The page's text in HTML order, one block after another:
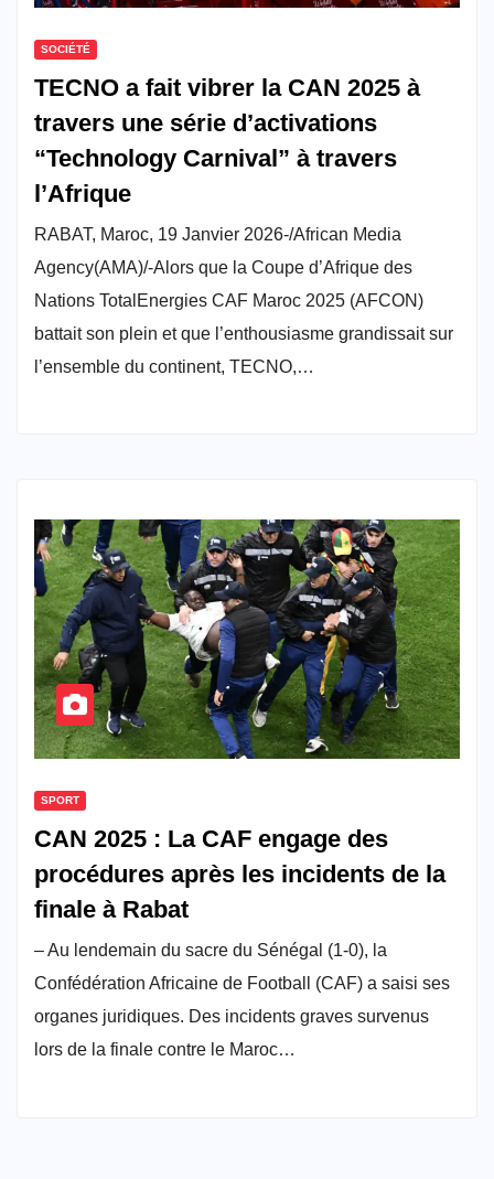
SOCIÉTÉ
TECNO a fait vibrer la CAN 2025 à
travers une série d’activations
“Technology Carnival” à travers
l’Afrique
RABAT, Maroc, 19 Janvier 2026-/African Media
Agency(AMA)/-Alors que la Coupe d’Afrique des
Nations TotalEnergies CAF Maroc 2025 (AFCON)
battait son plein et que l’enthousiasme grandissait sur
l’ensemble du continent, TECNO,…
SPORT
CAN 2025 : La CAF engage des
procédures après les incidents de la
finale à Rabat
– Au lendemain du sacre du Sénégal (1-0), la
Confédération Africaine de Football (CAF) a saisi ses
organes juridiques. Des incidents graves survenus
lors de la finale contre le Maroc…